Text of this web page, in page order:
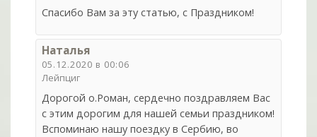
Спасибо Вам за эту статью, с Праздником!
Наталья
05.12.2020 в 00:06
Лейпциг
Дорогой о.Роман, сердечно поздравляем Вас
с этим дорогим для нашей семьи праздником!
Вспоминаю нашу поездку в Сербию, во